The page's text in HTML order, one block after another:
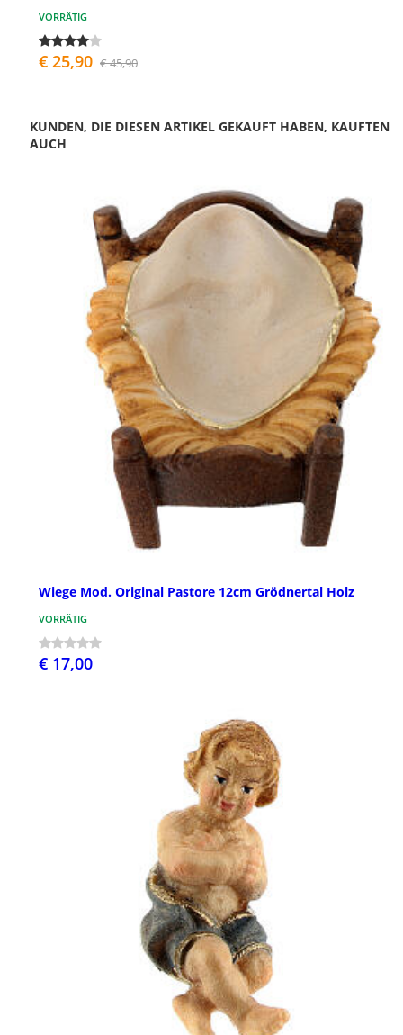
VORRÄTIG
€ 25,90 € 45,90
KUNDEN, DIE DIESEN ARTIKEL GEKAUFT HABEN, KAUFTEN
AUCH
Wiege Mod. Original Pastore 12cm Grödnertal Holz
VORRÄTIG
€ 17,00